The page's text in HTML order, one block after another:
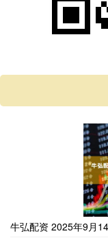
牛弘配资 2025年9月